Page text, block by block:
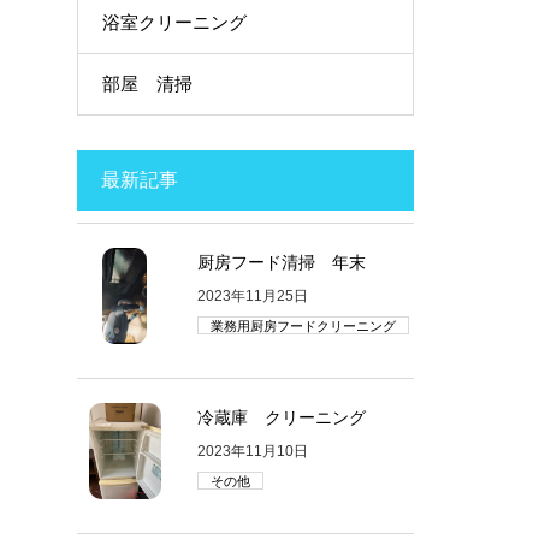
浴室クリーニング
部屋 清掃
最新記事
厨房フード清掃 年末
2023年11月25日
業務用厨房フードクリーニング
冷蔵庫 クリーニング
2023年11月10日
その他